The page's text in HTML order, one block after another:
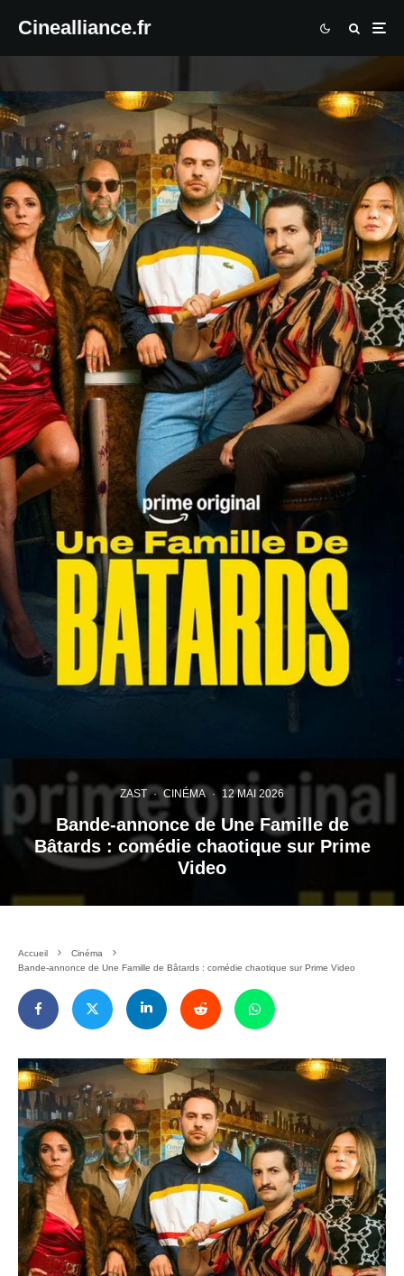
Cinealliance.fr
ZAST · CINÉMA · 12 MAI 2026
Bande-annonce de Une Famille de
Bâtards : comédie chaotique sur Prime
Video
Accueil
Cinéma
Bande-annonce de Une Famille de Bâtards : comédie chaotique sur Prime Video